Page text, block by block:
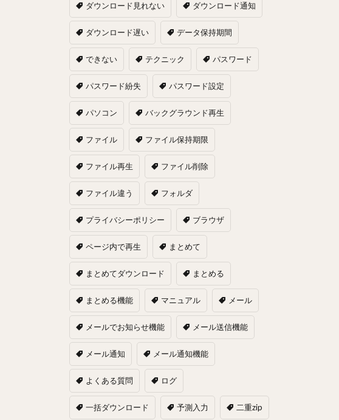
ダウンロード見れない ダウンロード通知
ダウンロード遅い データ保持期間
できない テクニック パスワード
パスワード紛失 パスワード設定
パソコン バックグラウンド再生
ファイル ファイル保持期限
ファイル再生 ファイル削除
ファイル違う フォルダ
プライバシーポリシー ブラウザ
ページ内で再生 まとめて
まとめてダウンロード まとめる
まとめる機能 マニュアル メール
メールでお知らせ機能 メール送信機能
メール通知 メール通知機能
よくある質問 ログ
一括ダウンロード 予測入力 二重zip